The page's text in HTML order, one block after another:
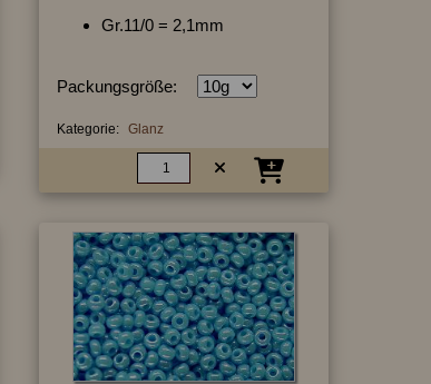
Gr.11/0 = 2,1mm
Packungsgröße:
Kategorie: Glanz